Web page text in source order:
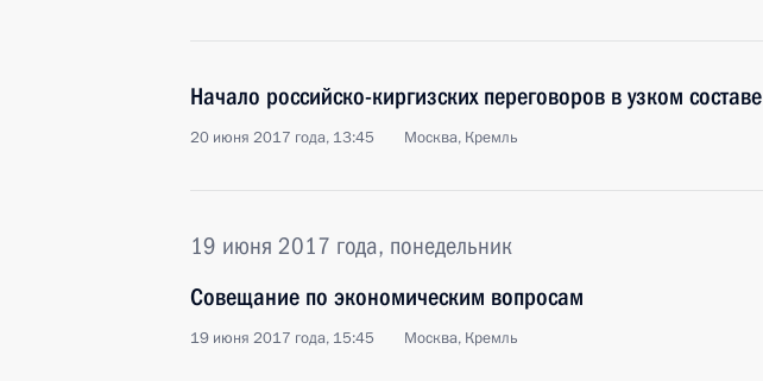
Начало российско-киргизских переговоров в узком составе
20 июня 2017 года, 13:45 Москва, Кремль
19 июня 2017 года, понедельник
Совещание по экономическим вопросам
19 июня 2017 года, 15:45 Москва, Кремль